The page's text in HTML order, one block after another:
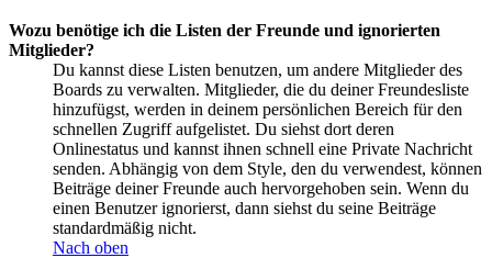
Wozu benötige ich die Listen der Freunde und ignorierten
Mitglieder?
Du kannst diese Listen benutzen, um andere Mitglieder des
Boards zu verwalten. Mitglieder, die du deiner Freundesliste
hinzufügst, werden in deinem persönlichen Bereich für den
schnellen Zugriff aufgelistet. Du siehst dort deren
Onlinestatus und kannst ihnen schnell eine Private Nachricht
senden. Abhängig von dem Style, den du verwendest, können
Beiträge deiner Freunde auch hervorgehoben sein. Wenn du
einen Benutzer ignorierst, dann siehst du seine Beiträge
standardmäßig nicht.
Nach oben